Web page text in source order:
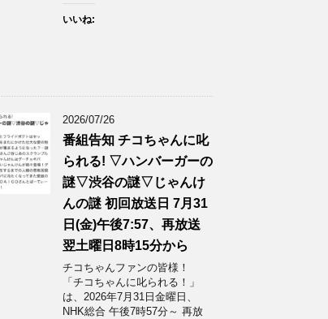
いいね:
2026/07/26
番組告知 チコちゃんに叱
られる! ▽ハンバーガーの
謎▽渋谷の謎▽じゃんけ
んの謎 初回放送日 7月31
日(金)午後7:57、再放送
翌土曜日8時15分から
チコちゃんファンの皆様！
「チコちゃんに叱られる！」​
は、2026年7月31日金曜日、
NHK総合 午後7時57分～ 再放